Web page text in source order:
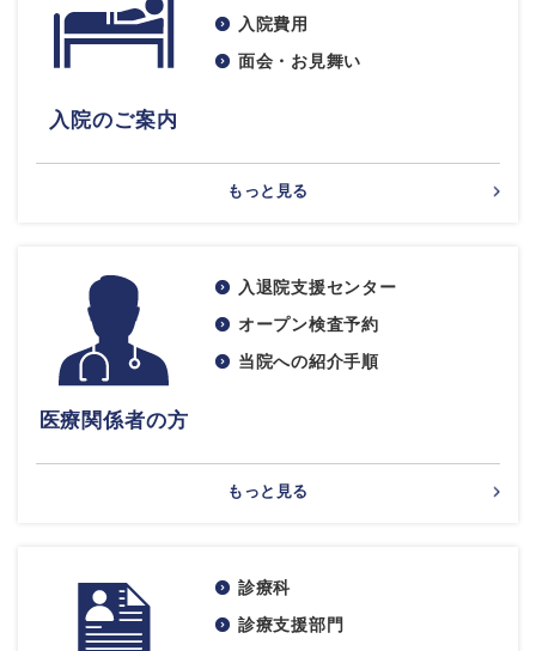
入院のご案内
入院費用
面会・お見舞い
もっと見る
医療関係者の方
入退院支援センター
オープン検査予約
当院への紹介手順
もっと見る
診療科
診療支援部門